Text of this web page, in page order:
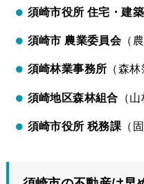
須崎市役所 住宅・建
須崎市 農業委員会（
須崎林業事務所 （森
須崎地区森林組合 （
須崎市役所 税務課 （